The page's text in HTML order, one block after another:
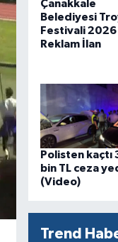
Çanakkale
Belediyesi
Festivali 2026
Reklam İlan
Polisten kaçtı
bin TL ceza
(Video)
Trend